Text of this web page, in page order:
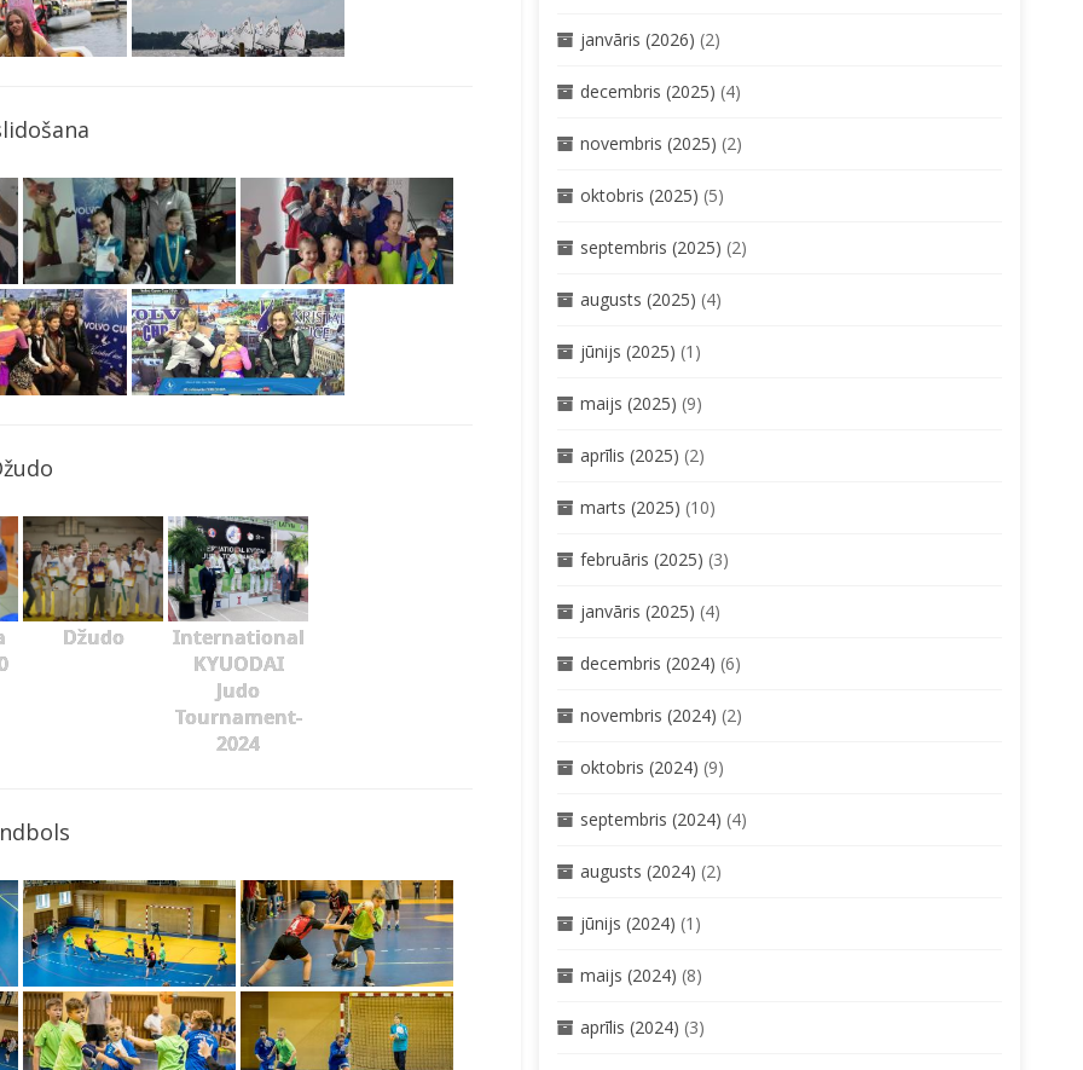
Džudo
International
KYUODAI
Judo
Tournament-
2024
janvāris (2026) (2)
decembris (2025) (4)
novembris (2025) (2)
oktobris (2025) (5)
septembris (2025) (2)
augusts (2025) (4)
jūnijs (2025) (1)
maijs (2025) (9)
aprīlis (2025) (2)
marts (2025) (10)
februāris (2025) (3)
janvāris (2025) (4)
decembris (2024) (6)
novembris (2024) (2)
oktobris (2024) (9)
septembris (2024) (4)
augusts (2024) (2)
jūnijs (2024) (1)
maijs (2024) (8)
aprīlis (2024) (3)